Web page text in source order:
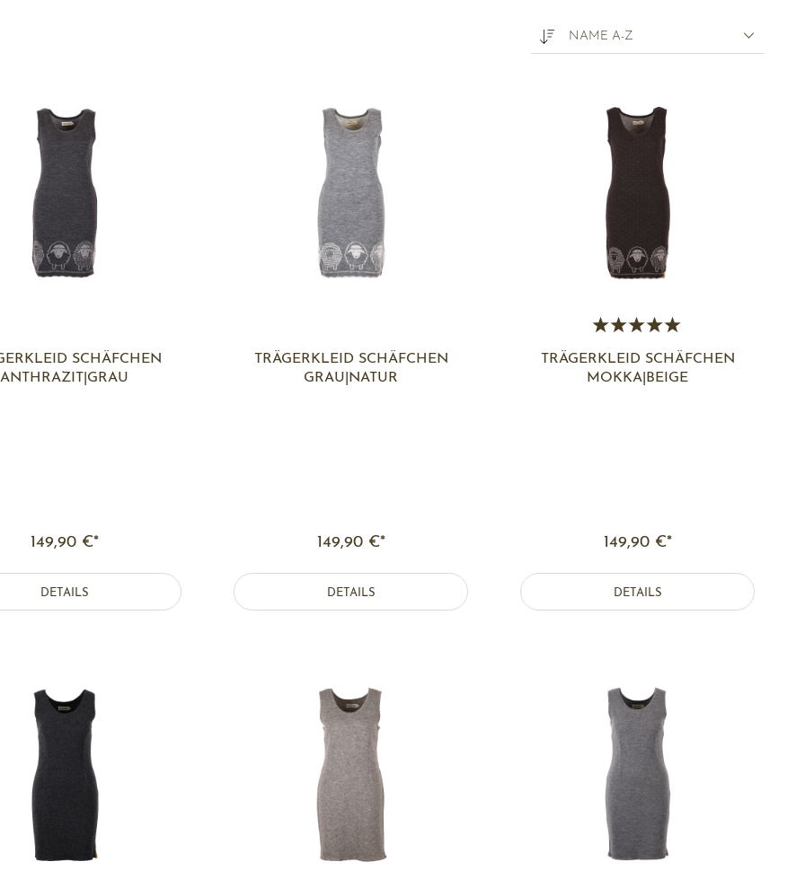
NAME A-Z
SCHÄFCHEN
ANTHRAZIT|GRAU
149,90 €*
DETAILS
TRÄGERKLEID SCHÄFCHEN
GRAU|NATUR
149,90 €*
DETAILS
TRÄGERKLEID SCHÄFCHEN
MOKKA|BEIGE
149,90 €*
DETAILS